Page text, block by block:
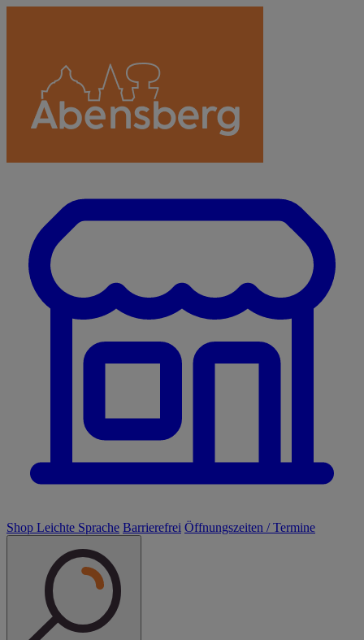
Shop Leichte Sprache Barrierefrei Öffnungszeiten / Termine